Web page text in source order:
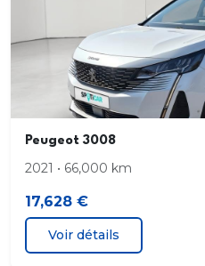
Siège conducteur avec
dossier inclinable
Siège passager individuel
appuis tête réglable en
application radio avec
Kit mains libres Bluetooth
Peugeot 3008
2021 • 66,000 km
17,628 €
Voir détails